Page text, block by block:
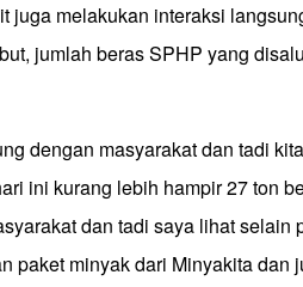
juga melakukan interaksi
jumlah beras SPHP yang
dengan masyarakat dan tadi
ini kurang lebih hampir 27 ton
dan tadi saya lihat selain
paket minyak dari Minyakita dan